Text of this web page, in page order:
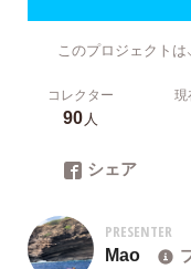
このプロジェクトは
コレクター
90人
現
シェア
PRESENTER
Mao